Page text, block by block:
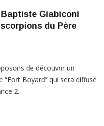
Giabiconi
du Père
de découvrir un
Boyard” qui sera diffusé
2.